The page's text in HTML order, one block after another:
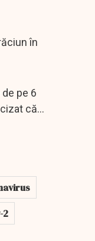
în
pe 6
că...
2